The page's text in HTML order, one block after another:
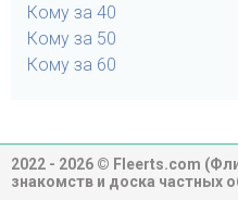
Кому за 40
Кому за 50
Кому за 60
2022 - 2026 © Fleerts.com
знакомств и доска частных